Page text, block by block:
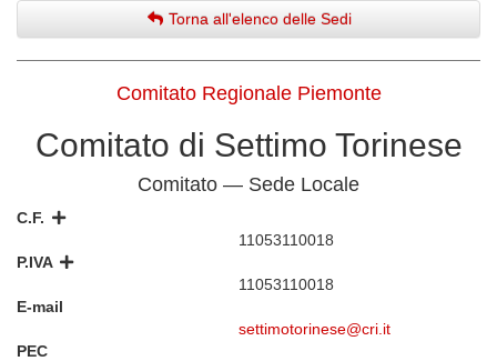
Torna all'elenco delle Sedi
Comitato Regionale Piemonte
Comitato di Settimo Torinese
Comitato — Sede Locale
C.F.
11053110018
P.IVA
11053110018
E-mail
settimotorinese@cri.it
PEC